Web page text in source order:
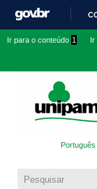
Ir para o conteúdo 1 Ir
Português